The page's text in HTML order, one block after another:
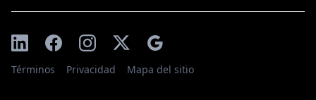
Términos Privacidad Mapa del sitio